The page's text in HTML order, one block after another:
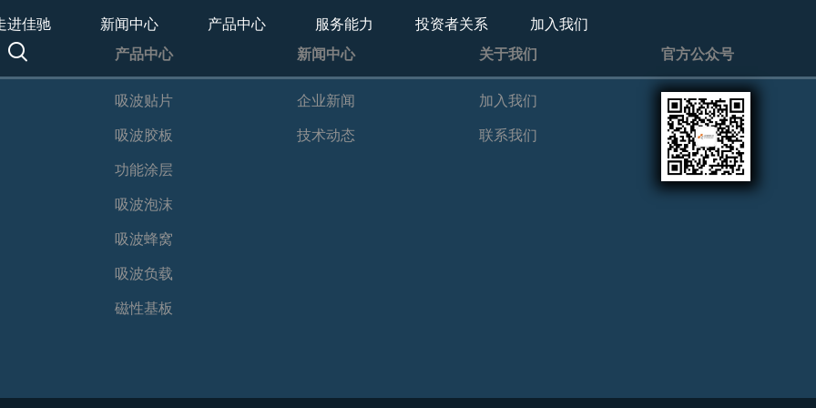
进佳驰 新闻中心 产品中心 服务能力 投资者关系
加入我们
产品中心
吸波贴片
吸波胶板
功能涂层
吸波泡沫
吸波蜂窝
吸波负载
磁性基板
新闻中心
企业新闻
技术动态
关于我们
加入我们
联系我们
官方公众号